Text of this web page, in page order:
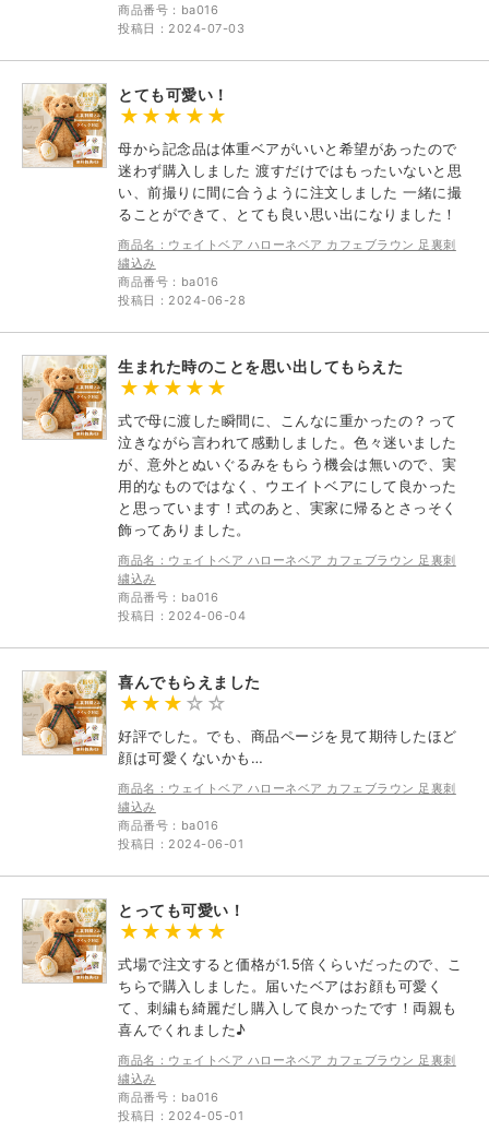
商品番号：ba016
投稿日：2024-07-03
とても可愛い！
母から記念品は体重ベアがいいと希望があったので
迷わず購入しました 渡すだけではもったいないと思
い、前撮りに間に合うように注文しました 一緒に撮
ることができて、とても良い思い出になりました！
商品名：ウェイトベア ハローネベア カフェブラウン 足裏刺
繍込み
商品番号：ba016
投稿日：2024-06-28
生まれた時のことを思い出してもらえた
式で母に渡した瞬間に、こんなに重かったの？って
泣きながら言われて感動しました。色々迷いました
が、意外とぬいぐるみをもらう機会は無いので、実
用的なものではなく、ウエイトベアにして良かった
と思っています！式のあと、実家に帰るとさっそく
飾ってありました。
商品名：ウェイトベア ハローネベア カフェブラウン 足裏刺
繍込み
商品番号：ba016
投稿日：2024-06-04
喜んでもらえました
好評でした。でも、商品ページを見て期待したほど
顔は可愛くないかも…
商品名：ウェイトベア ハローネベア カフェブラウン 足裏刺
繍込み
商品番号：ba016
投稿日：2024-06-01
とっても可愛い！
式場で注文すると価格が1.5倍くらいだったので、こ
ちらで購入しました。届いたベアはお顔も可愛く
て、刺繍も綺麗だし購入して良かったです！両親も
喜んでくれました♪
商品名：ウェイトベア ハローネベア カフェブラウン 足裏刺
繍込み
商品番号：ba016
投稿日：2024-05-01